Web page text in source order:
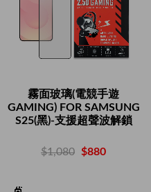
霧面玻璃(電競手遊
GAMING) FOR SAMSUNG
S25(黑)-支援超聲波解鎖
$1,080 $880